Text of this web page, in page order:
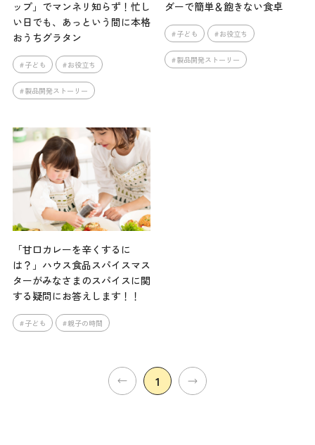
ップ」でマンネリ知らず！忙し
い日でも、あっという間に本格
おうちグラタン
子ども お役立ち
製品開発ストーリー
ダーで簡単＆飽きない食卓
子ども お役立ち
製品開発ストーリー
「甘口カレーを辛くするに
は？」ハウス食品スパイスマス
ターがみなさまのスパイスに関
する疑問にお答えします！！
子ども 親子の時間
1